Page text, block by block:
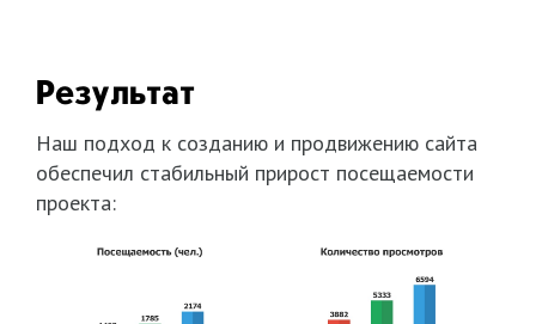
Результат
Наш подход к созданию и продвижению сайта
обеспечил стабильный прирост посещаемости
проекта: